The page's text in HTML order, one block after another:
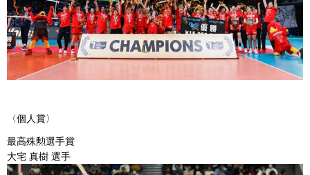
〈個人賞〉
最高殊勲選手賞
大宅 真樹 選手